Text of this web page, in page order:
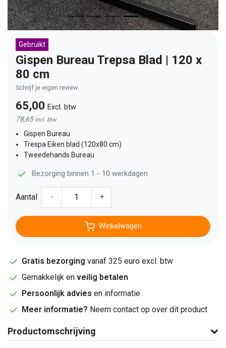
Gebruikt
Gispen Bureau Trepsa Blad | 120 x
80 cm
Schrijf je eigen review
65,00 Excl. btw
78,65Incl. btw
Gispen Bureau
Trespa Eiken blad (120x80 cm)
Tweedehands Bureau
Bezorging binnen 1 - 10 werkdagen
Aantal - +
Winkelwagen
Gratis bezorging vanaf 325 euro excl. btw
Gemakkelijk en veilig betalen
Persoonlijk advies en informatie
Meer informatie? Neem contact op over dit product
Productomschrijving